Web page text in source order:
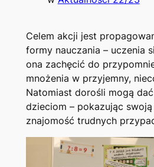
Celem akcji jest
formy nauczania – uczenia
ona zachęcić do
mnożenia w przyjemny,
Natomiast dorośli mogą dać
dzieciom – pokazując
znajomość trudnych